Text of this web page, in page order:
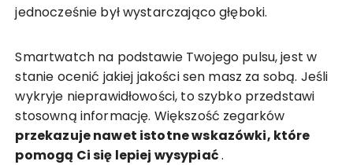
jednocześnie był wystarczająco głęboki.
Smartwatch na podstawie Twojego pulsu, jest w
stanie ocenić jakiej jakości sen masz za sobą. Jeśli
wykryje nieprawidłowości, to szybko przedstawi
stosowną informację. Większość zegarków
przekazuje nawet istotne wskazówki, które
pomogą Ci się lepiej wysypiać.